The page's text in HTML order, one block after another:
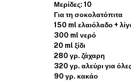
Μερίδες: 10
Για τη σοκολατόπιτα
150 ml ελαιόλαδο +
300 ml νερό
20 ml ξίδι
280 γρ. ζάχαρη
320 γρ. αλεύρι για
90 γρ. κακάο